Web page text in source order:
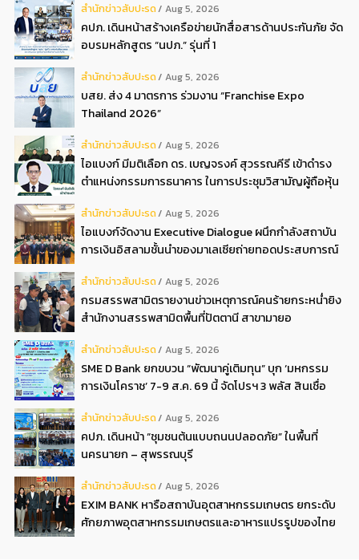
สํานักข่าวสับปะรด Aug 5, 2026
คปภ. เดินหน้าสร้างเครือข่ายนักสื่อสารด้านประกันภัย จัด
อบรมหลักสูตร “นปภ.” รุ่นที่ 1
สํานักข่าวสับปะรด Aug 5, 2026
บสย. ส่ง 4 มาตรการ ร่วมงาน “Franchise Expo
Thailand 2026”
สํานักข่าวสับปะรด Aug 5, 2026
ไอแบงก์ มีมติเลือก ดร. เบญจรงค์ สุวรรณคีรี เข้าดำรง
ตำแหน่งกรรมการธนาคาร ในการประชุมวิสามัญผู้ถือหุ้น
สํานักข่าวสับปะรด Aug 5, 2026
ไอแบงก์จัดงาน Executive Dialogue ผนึกกำลังสถาบัน
การเงินอิสลามชั้นนำของมาเลเซียถ่ายทอดประสบการณ์
อิสลามแห่งอนาคต
สํานักข่าวสับปะรด Aug 5, 2026
กรมสรรพสามิตรายงานข่าวเหตุการณ์คนร้ายกระหน่ำยิง
สำนักงานสรรพสามิตพื้นที่ปัตตานี สาขามายอ
สํานักข่าวสับปะรด Aug 5, 2026
SME D Bank ยกขบวน “พัฒนาคู่เติมทุน” บุก ‘มหกรรม
การเงินโคราช’ 7-9 ส.ค. 69 นี้ จัดโปรฯ 3 พลัส สินเชื่อ
สํานักข่าวสับปะรด Aug 5, 2026
คปภ. เดินหน้า “ชุมชนต้นแบบถนนปลอดภัย” ในพื้นที่
นครนายก – สุพรรณบุรี
สํานักข่าวสับปะรด Aug 5, 2026
EXIM BANK หารือสถาบันอุตสาหกรรมเกษตร ยกระดับ
ศักยภาพอุตสาหกรรมเกษตรและอาหารแปรรูปของไทย